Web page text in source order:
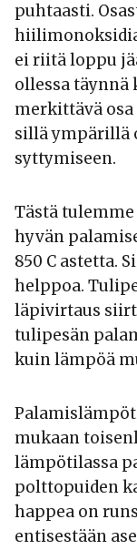
puhtaasti.
ei riitä loppu
ollessa
merkittävä
sillä ympärillä
syttymiseen.
Tästä
hyvän
850 C astetta.
helppoa.
läpivirtaus
tulipesän
kuin lämpöä
mukaan
lämpötilassa
polttopuiden
happea on
entisestään